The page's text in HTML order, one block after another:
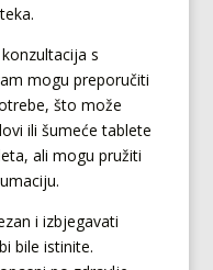
s
mogu preporučiti
što može
ili šumeće tablete
ali mogu pružiti
i izbjegavati
bile istinite.